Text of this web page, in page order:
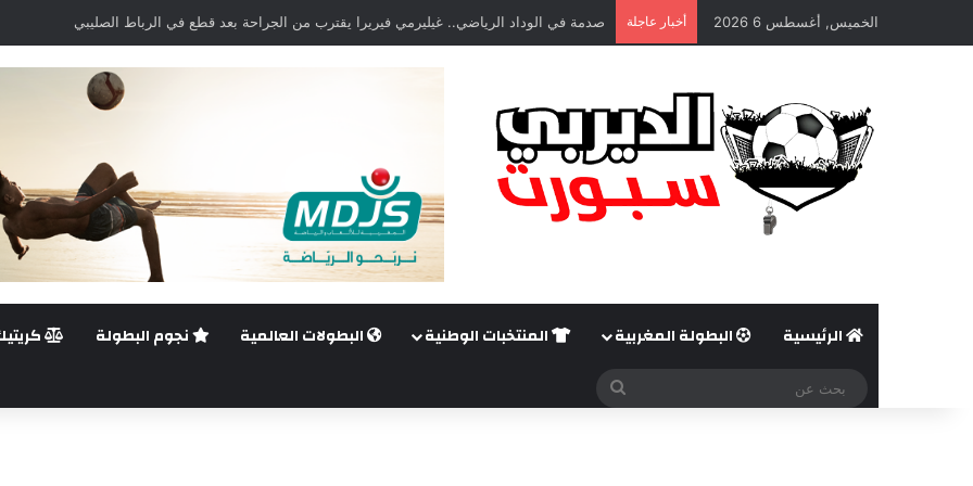
الخميس, أغسطس 6 2026 أخبار عاجلة صدمة في الوداد الرياضي.. غيليرمي فيريرا يقترب من الجراحة بعد قطع في الرباط الصليبي
الرئيسية البطولة المغربية المنتخبات الوطنية البطولات العالمية نجوم البطولة